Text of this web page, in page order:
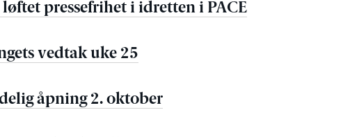
løftet pressefrihet i idretten i PACE
vedtak uke 25
åpning 2. oktober